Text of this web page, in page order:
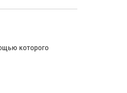
которого